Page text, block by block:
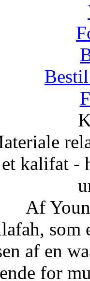
kalifat -
Af
som
af en
for